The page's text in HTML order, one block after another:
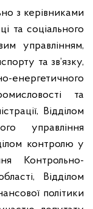
з керівниками
та соціального
управлінням,
та зв’язку,
енергетичного
та
Відділом
управління
контролю у
Контрольно-
Відділом
політики